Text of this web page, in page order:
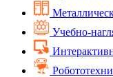
Учебно-